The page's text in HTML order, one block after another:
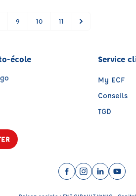
9 10 11
école Service
My ECF
Conseils
TGD
Facebook
Instagram
LinkedIn